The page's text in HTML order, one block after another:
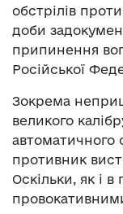
обстрілів
доби
припинення
Російської
Зокрема
великого
автоматичного
противник
Оскільки, як і